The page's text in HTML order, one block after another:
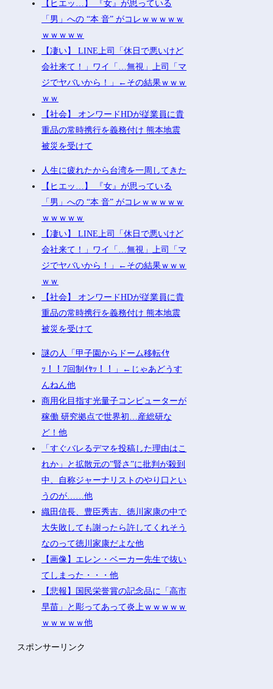
【ヒエッ…】 『女』が思っている
「男」への “本 音” がコレｗｗｗｗｗ
ｗｗｗｗｗ
【凄い】 LINE上司「休日で悪いけど
会社来て！」ワイ「…無視」上司「マ
ジでヤバいから！」←その結果ｗｗｗ
ｗｗ
【社会】 オンワードHDが従業員に貴
重品の常時携行を義務付け 熊本地震
被災を受けて
人生に疲れたから台湾を一周してきた
【ヒエッ…】 『女』が思っている
「男」への “本 音” がコレｗｗｗｗｗ
ｗｗｗｗｗ
【凄い】 LINE上司「休日で悪いけど
会社来て！」ワイ「…無視」上司「マ
ジでヤバいから！」←その結果ｗｗｗ
ｗｗ
【社会】 オンワードHDが従業員に貴
重品の常時携行を義務付け 熊本地震
被災を受けて
謎の人「甲子園からドーム移転ｲﾔ
ｯ！！7回制ｲﾔｯ！！」←じゃあどうす
んねん他
商用化目指す光量子コンピューターが
稼働 研究拠点で世界初…産総研な
ど！他
「すぐバレるデマを投稿した理由はこ
れか」と拡散元の”賢さ”に批判が殺到
中、自称ジャーナリストのやり口とい
うのが……他
織田信長、豊臣秀吉、徳川家康の中で
大失敗しても謝ったら許してくれそう
なのって徳川家康だよな他
【画像】エレン・ベーカー先生で抜い
てしまった・・・他
【悲報】国民栄誉賞の記念品に「高市
早苗」と彫ってあって炎上ｗｗｗｗｗ
ｗｗｗｗｗ他
スポンサーリンク